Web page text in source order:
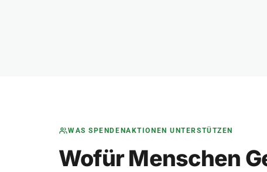
WAS SPENDENAKTIONEN UNTERSTÜTZEN
Wofür Menschen